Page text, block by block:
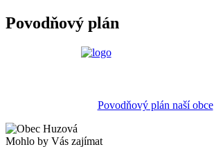
Povodňový plán
Povodňový plán naší obce
Mohlo by Vás zajímat